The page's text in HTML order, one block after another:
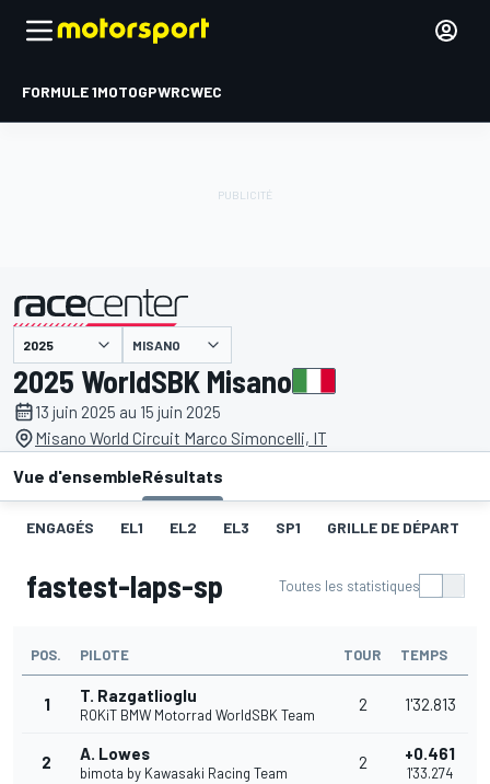
FORMULE 1MOTOGPWRCWEC
présenté par MISANO
2025 WorldSBK Misano
13 juin 2025 au 15 juin 2025
Misano World Circuit Marco Simoncelli, IT
Vue d'ensembleRésultats
ENGAGÉS EL1 EL2 EL3 SP1 GRILLE DE DÉPART
fastest-laps-sp Toutes les statistiques
POS. PILOTE TOUR TEMPS
1 T. Razgatlioglu
ROKiT BMW Motorrad WorldSBK Team
2 1'32.813
2 A. Lowes
bimota by Kawasaki Racing Team
2 +0.461
1'33.274